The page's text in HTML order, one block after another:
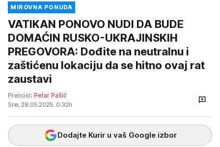
MIROVNA PONUDA
VATIKAN PONOVO NUDI DA BUDE
DOMAĆIN RUSKO-UKRAJINSKIH
PREGOVORA: Dođite na neutralnu i
zaštićenu lokaciju da se hitno ovaj rat
zaustavi
Prenosi: Petar Pašić
Sre, 28.05.2025. 0:32h
Dodajte Kurir u vaš Google izbor